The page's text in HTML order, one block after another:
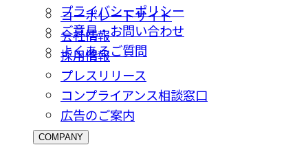
プライバシーポリシー
ご意⾒・お問い合わせ
よくあるご質問
コーポレートサイト
会社情報
採⽤情報
プレスリリース
コンプライアンス相談窓⼝
広告のご案内
COMPANY